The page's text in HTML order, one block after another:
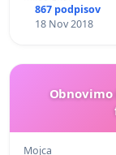
867 podpisov
18 Nov 2018
Obnovimo
Mojca